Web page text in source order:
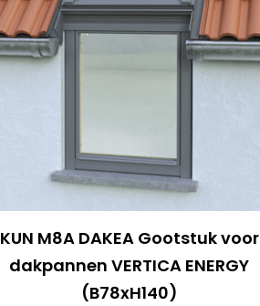
KUN M8A DAKEA Gootstuk voor
dakpannen VERTICA ENERGY
(B78xH140)